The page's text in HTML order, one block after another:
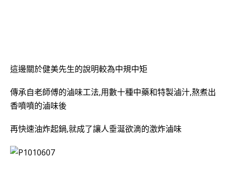
這邊關於健美先生的說明較為中規中矩
傳承自老師傅的滷味工法,用數十種中藥和特製滷汁,熬煮出
香噴噴的滷味後
再快速油炸起鍋,就成了讓人垂涎欲滴的激炸滷味